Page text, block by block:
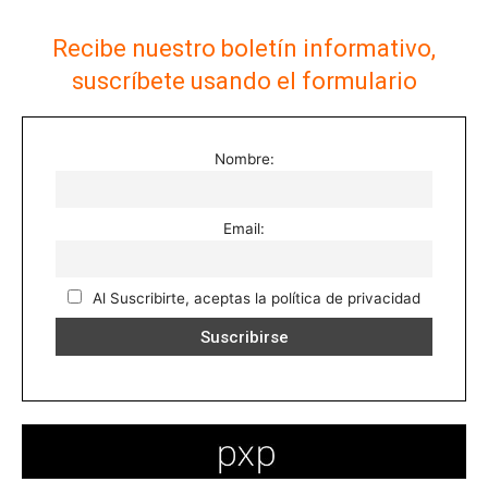
Recibe nuestro boletín informativo,
suscríbete usando el formulario
Nombre:
Email:
Al Suscribirte, aceptas la política de privacidad